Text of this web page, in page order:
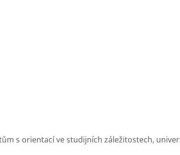
s orientací ve studijních záležitostech,